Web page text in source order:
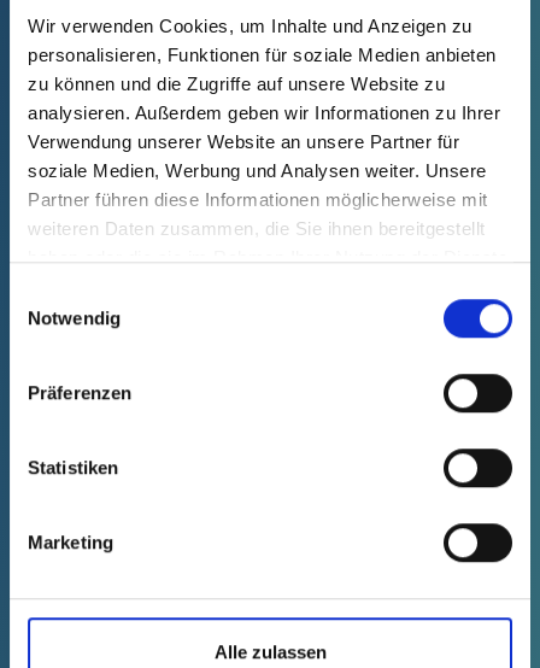
Wir verwenden Cookies, um Inhalte und Anzeigen zu
personalisieren, Funktionen für soziale Medien anbieten
zu können und die Zugriffe auf unsere Website zu
analysieren. Außerdem geben wir Informationen zu Ihrer
Verwendung unserer Website an unsere Partner für
soziale Medien, Werbung und Analysen weiter. Unsere
Partner führen diese Informationen möglicherweise mit
weiteren Daten zusammen, die Sie ihnen bereitgestellt
haben oder die sie im Rahmen Ihrer Nutzung der Dienste
Notwendig
Präferenzen
Statistiken
Marketing
Alle zulassen
Product filter could not be loaded.
mm inch
Empty filter
Product list Technical table